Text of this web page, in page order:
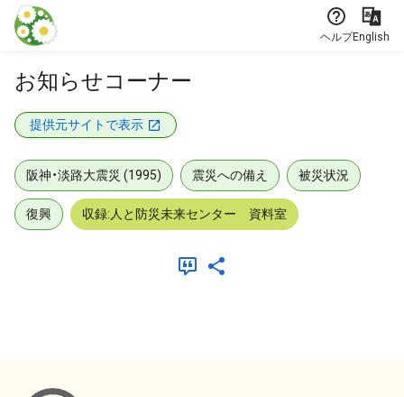
本文に飛ぶ
ヘルプEnglish
お知らせコーナー
提供元サイトで表示
阪神・淡路大震災 (1995) 震災への備え 被災状況
復興 収録:人と防災未来センター 資料室